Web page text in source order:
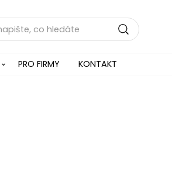
PRO FIRMY KONTAKT